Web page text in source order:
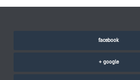
facebook
google +